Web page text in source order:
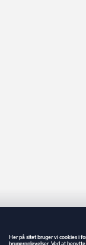
Her på sitet bruger vi cookies i
brugeroplevelser. Ved at